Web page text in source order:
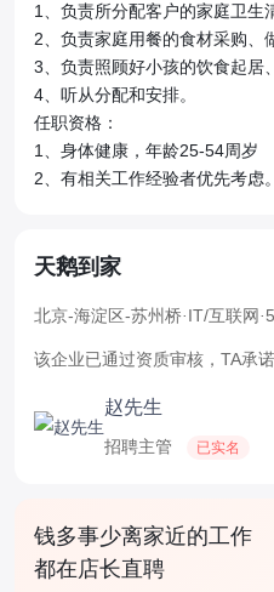
1、负责所分配客户的家庭卫生
2、负责家庭用餐的食材采购、
3、负责照顾好小孩的饮食起居
4、听从分配和安排。
任职资格：
1、身体健康，年龄25-54周岁
2、有相关工作经验者优先考虑。
天鹅到家
北京-海淀区-苏州桥·IT/互联网·
该企业已通过资质审核，TA承
赵先生
招聘主管 已实名
钱多事少离家近的工作
都在店长直聘